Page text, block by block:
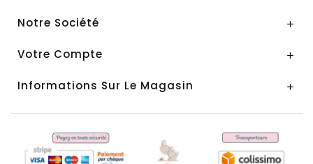
Notre Société 
Votre Compte 
Informations Sur Le Magasin 